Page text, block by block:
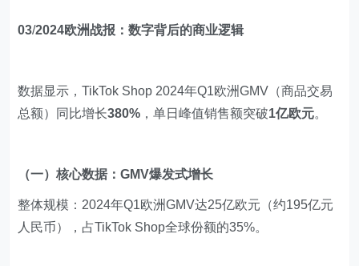
03/2024欧洲战报：数字背后的商业逻辑
数据显示，TikTok Shop 2024年Q1欧洲GMV（商品交易
总额）同比增长380% ，单日峰值销售额突破1亿欧元。
（一）核心数据：GMV爆发式增长
整体规模：2024年Q1欧洲GMV达25亿欧元（约195亿元
人民币），占TikTok Shop全球份额的35%。